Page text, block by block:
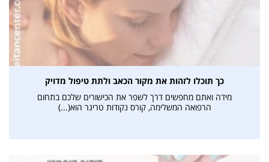
כך תוכלו לזהות את מקור הכאב ולתת טיפול מדויק
מידה ואתם מחפשים דרך לשפר את הכישורים שלכם בתחום
הרפואה המשלימה, קורס נקודות טריגר הוא(...)